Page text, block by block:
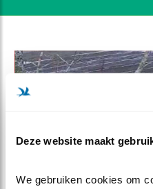
Deze website maakt
We gebruiken cookies om